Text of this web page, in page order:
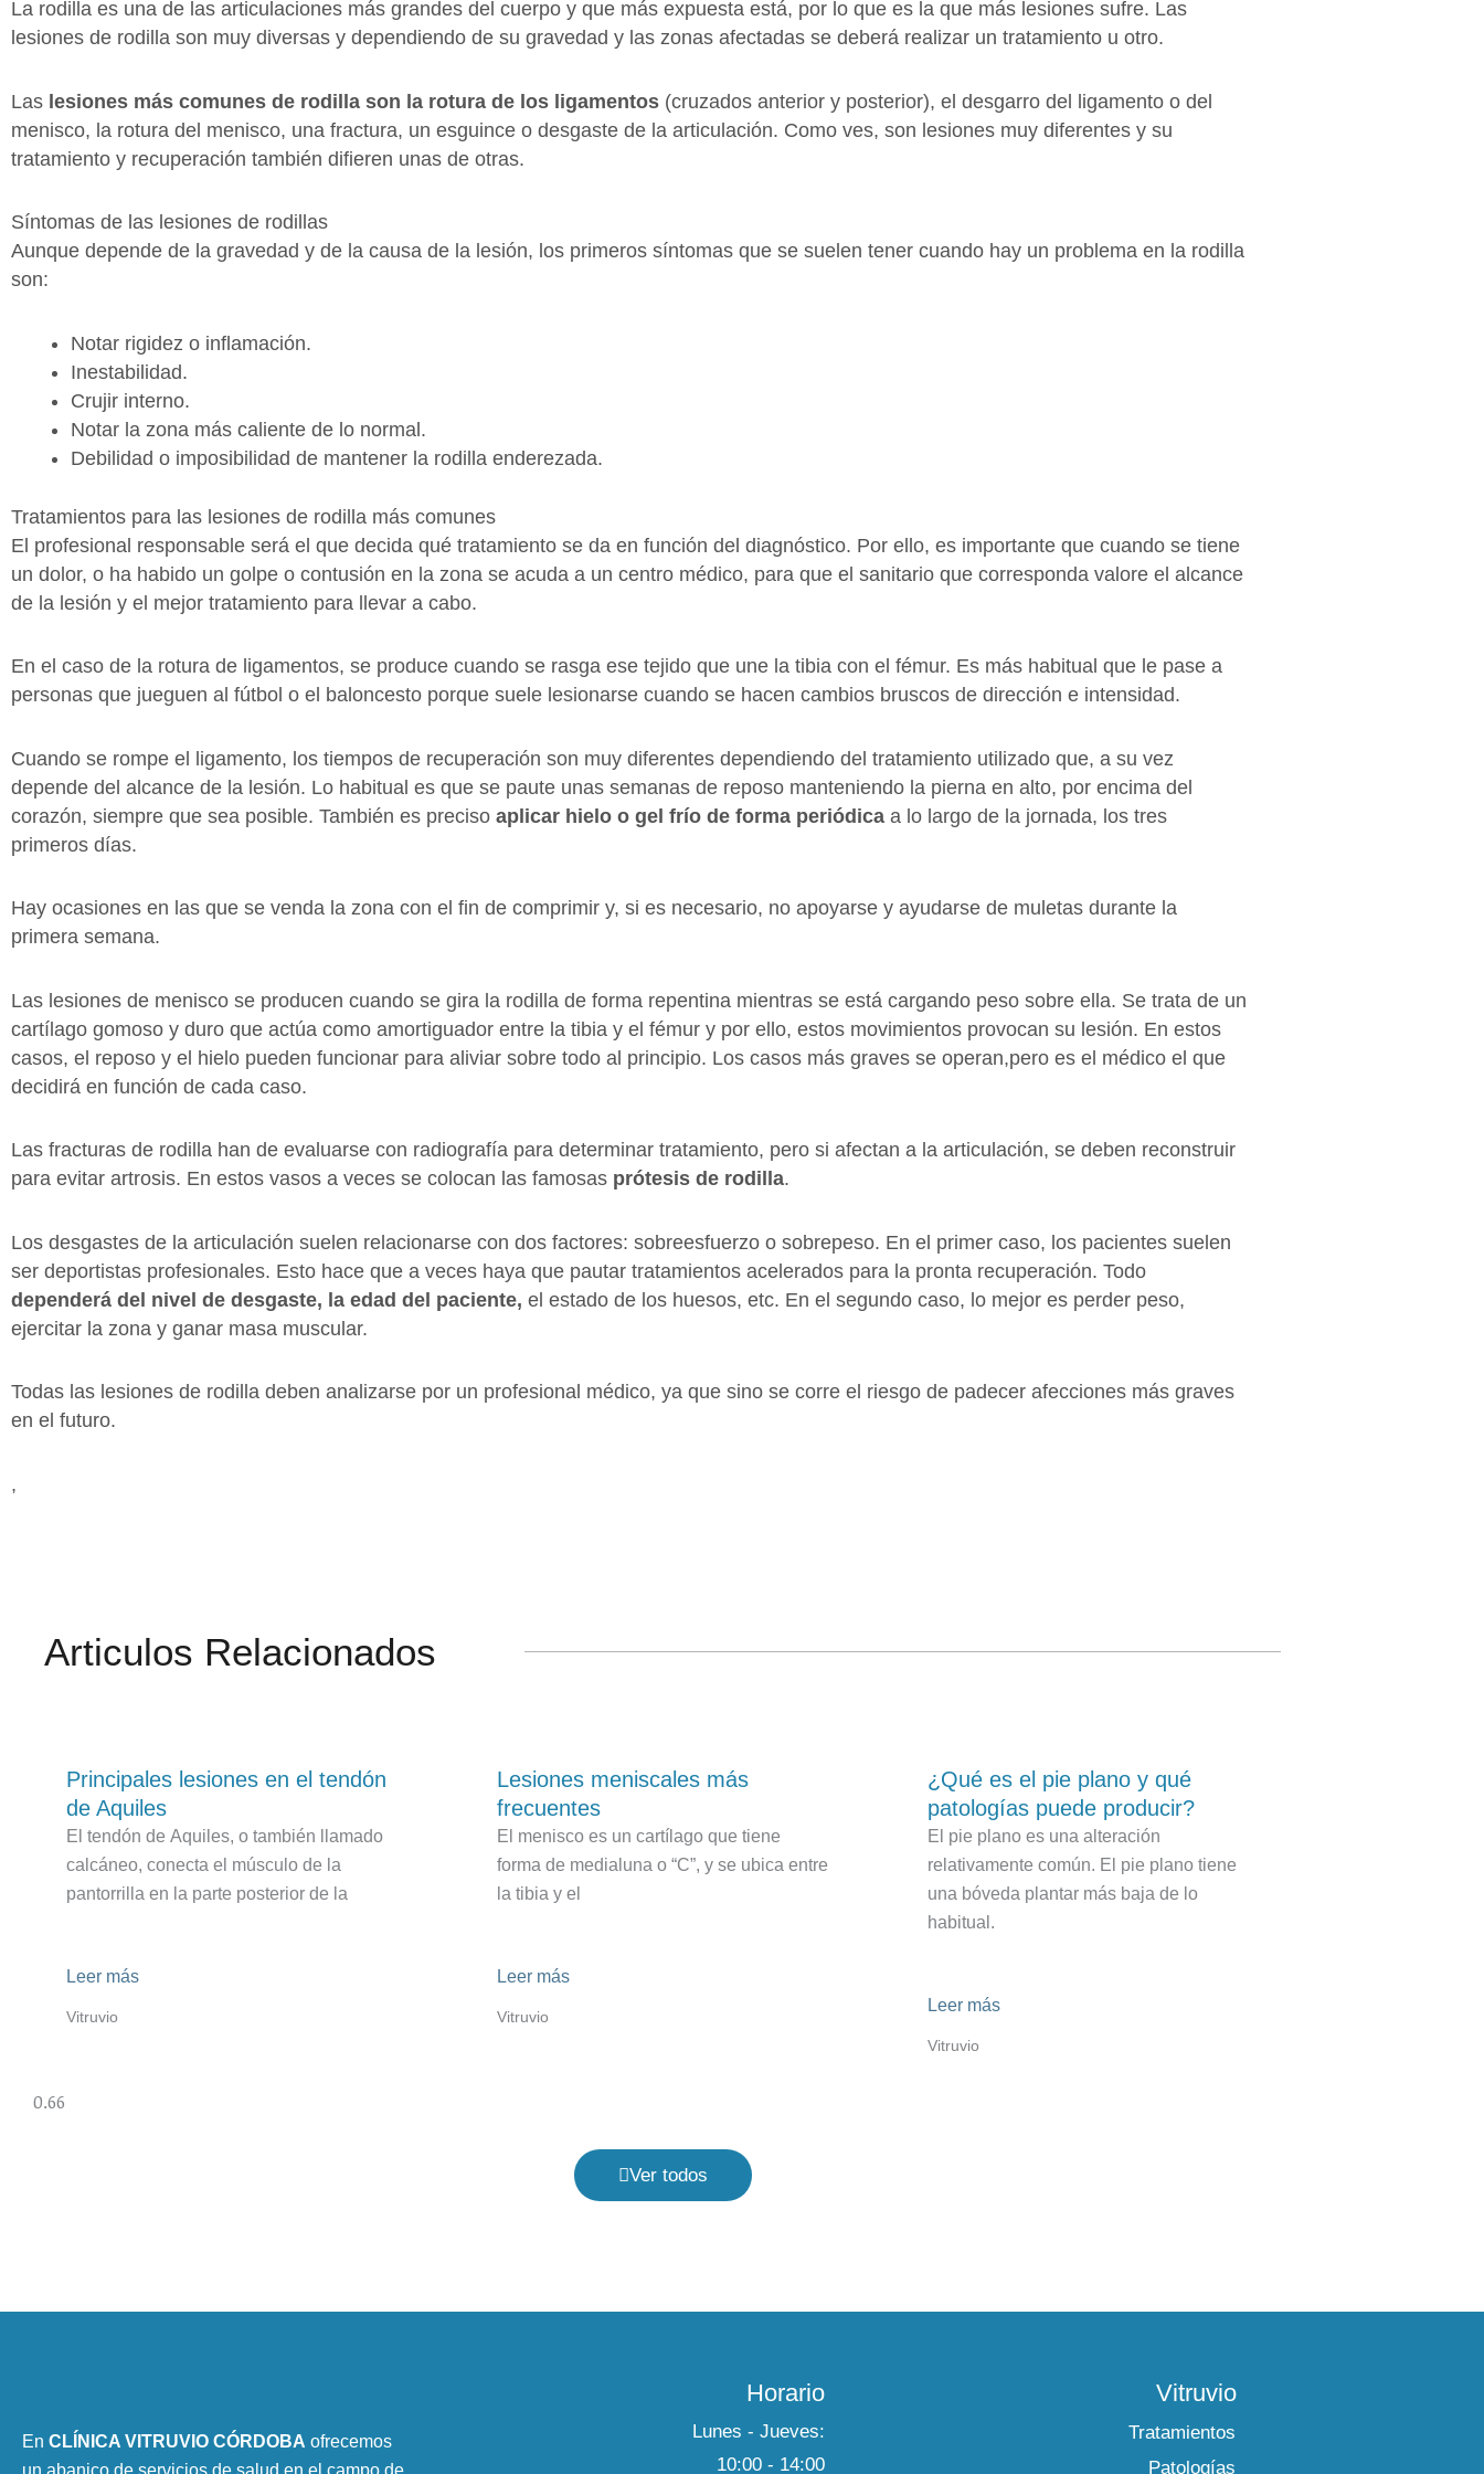
La rodilla es una de las articulaciones más grandes del cuerpo y que más expuesta está, por lo que es la que más lesiones sufre. Las
lesiones de rodilla son muy diversas y dependiendo de su gravedad y las zonas afectadas se deberá realizar un tratamiento u otro.
Las lesiones más comunes de rodilla son la rotura de los ligamentos (cruzados anterior y posterior), el desgarro del ligamento o del
menisco, la rotura del menisco, una fractura, un esguince o desgaste de la articulación. Como ves, son lesiones muy diferentes y su
tratamiento y recuperación también difieren unas de otras.
Síntomas de las lesiones de rodillas
Aunque depende de la gravedad y de la causa de la lesión, los primeros síntomas que se suelen tener cuando hay un problema en la rodilla
son:
Notar rigidez o inflamación.
Inestabilidad.
Crujir interno.
Notar la zona más caliente de lo normal.
Debilidad o imposibilidad de mantener la rodilla enderezada.
Tratamientos para las lesiones de rodilla más comunes
El profesional responsable será el que decida qué tratamiento se da en función del diagnóstico. Por ello, es importante que cuando se tiene
un dolor, o ha habido un golpe o contusión en la zona se acuda a un centro médico, para que el sanitario que corresponda valore el alcance
de la lesión y el mejor tratamiento para llevar a cabo.
En el caso de la rotura de ligamentos, se produce cuando se rasga ese tejido que une la tibia con el fémur. Es más habitual que le pase a
personas que jueguen al fútbol o el baloncesto porque suele lesionarse cuando se hacen cambios bruscos de dirección e intensidad.
Cuando se rompe el ligamento, los tiempos de recuperación son muy diferentes dependiendo del tratamiento utilizado que, a su vez
depende del alcance de la lesión. Lo habitual es que se paute unas semanas de reposo manteniendo la pierna en alto, por encima del
corazón, siempre que sea posible. También es preciso aplicar hielo o gel frío de forma periódica a lo largo de la jornada, los tres
primeros días.
Hay ocasiones en las que se venda la zona con el fin de comprimir y, si es necesario, no apoyarse y ayudarse de muletas durante la
primera semana.
Las lesiones de menisco se producen cuando se gira la rodilla de forma repentina mientras se está cargando peso sobre ella. Se trata de un
cartílago gomoso y duro que actúa como amortiguador entre la tibia y el fémur y por ello, estos movimientos provocan su lesión. En estos
casos, el reposo y el hielo pueden funcionar para aliviar sobre todo al principio. Los casos más graves se operan,pero es el médico el que
decidirá en función de cada caso.
Las fracturas de rodilla han de evaluarse con radiografía para determinar tratamiento, pero si afectan a la articulación, se deben reconstruir
para evitar artrosis. En estos vasos a veces se colocan las famosas prótesis de rodilla.
Los desgastes de la articulación suelen relacionarse con dos factores: sobreesfuerzo o sobrepeso. En el primer caso, los pacientes suelen
ser deportistas profesionales. Esto hace que a veces haya que pautar tratamientos acelerados para la pronta recuperación. Todo
dependerá del nivel de desgaste, la edad del paciente, el estado de los huesos, etc. En el segundo caso, lo mejor es perder peso,
ejercitar la zona y ganar masa muscular.
Todas las lesiones de rodilla deben analizarse por un profesional médico, ya que sino se corre el riesgo de padecer afecciones más graves
en el futuro.
,
Articulos Relacionados
Principales lesiones en el tendón
de Aquiles
El tendón de Aquiles, o también llamado
calcáneo, conecta el músculo de la
pantorrilla en la parte posterior de la
Leer más
Vitruvio
Lesiones meniscales más
frecuentes
El menisco es un cartílago que tiene
forma de medialuna o “C”, y se ubica entre
la tibia y el
Leer más
Vitruvio
¿Qué es el pie plano y qué
patologías puede producir?
El pie plano es una alteración
relativamente común. El pie plano tiene
una bóveda plantar más baja de lo
habitual.
Leer más
Vitruvio
Ver todos
En CLÍNICA VITRUVIO CÓRDOBA ofrecemos
un abanico de servicios de salud en el campo de
Horario
Lunes - Jueves:
10:00 - 14:00
Vitruvio
Tratamientos
Patologías